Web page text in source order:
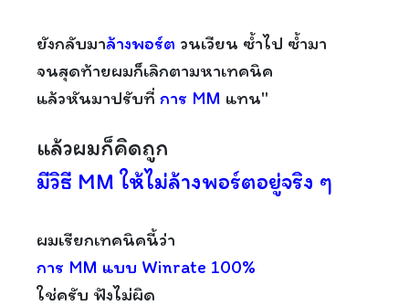
ยังกลับมาล้างพอร์ต วนเวียน ซ้ำไป ซ้ำมา
จนสุดท้ายผมก็เลิกตามหาเทคนิค
แล้วหันมาปรับที่ การ MM แทน"
แล้วผมก็คิดถูก
มีวิธี MM ให้ไม่ล้างพอร์ตอยู่จริง ๆ
ผมเรียกเทคนิคนี้ว่า
การ MM แบบ Winrate 100%
ใช่ครับ ฟังไม่ผิด